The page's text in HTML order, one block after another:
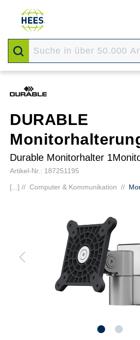
DURABLE
Durable Monitorhalter
Artikel-Nr.: 187251195
[...] // Computer & Kommunikation //